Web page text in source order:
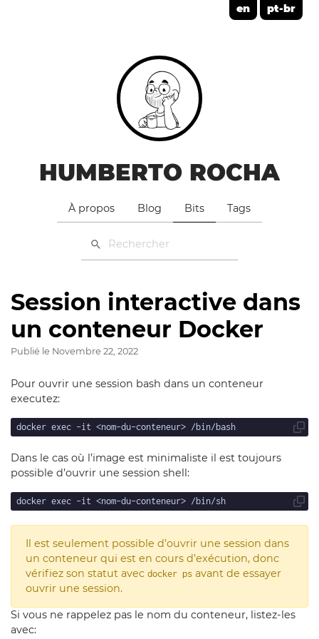
en pt-br
HUMBERTO ROCHA
À propos Blog Bits Tags
Session interactive dans
un conteneur Docker
Publié le Novembre 22, 2022
Pour ouvrir une session bash dans un conteneur
executez:
Dans le cas où l’image est minimaliste il est toujours
possible d’ouvrir une session shell:
Il est seulement possible d’ouvrir une session dans
un conteneur qui est en cours d’exécution, donc
vérifiez son statut avec docker ps avant de essayer
ouvrir une session.
Si vous ne rappelez pas le nom du conteneur, listez-les
avec: